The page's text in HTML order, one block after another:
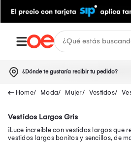
¿Dónde te gustaría recibir tu pedido?
Moda Mujer Vestidos
Vestidos Largos Gris
¡Luce increíble con vestidos largos que
vestidos largos bonitos y sencillos, de